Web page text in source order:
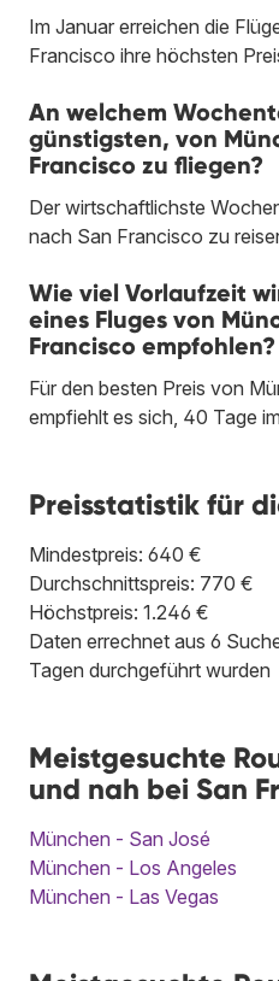
Im Januar erreichen die
Francisco ihre höchsten
An welchem
günstigsten, von
Francisco zu fliegen?
Der wirtschaftlichste
nach San Francisco zu
Wie viel Vorlaufzeit
eines Fluges von
Francisco empfohlen?
Für den besten Preis von
empfiehlt es sich, 40 Tage
Preisstatistik für
Mindestpreis: 640 €
Durchschnittspreis: 770 €
Höchstpreis: 1.246 €
Daten errechnet aus 6
Tagen durchgeführt wurden
Meistgesuchte
und nah bei San
München - San José
München - Los Angeles
München - Las Vegas